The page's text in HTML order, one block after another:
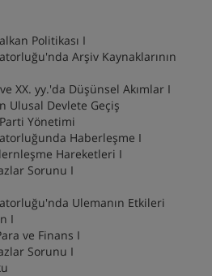
Politikası I
Arşiv Kaynaklarının
XX. yy.'da Düşünsel Akımlar I
Ulusal Devlete Geçiş
Yönetimi
Haberleşme I
Hareketleri I
Sorunu I
Ulemanın Etkileri
I
ve Finans I
Sorunu I